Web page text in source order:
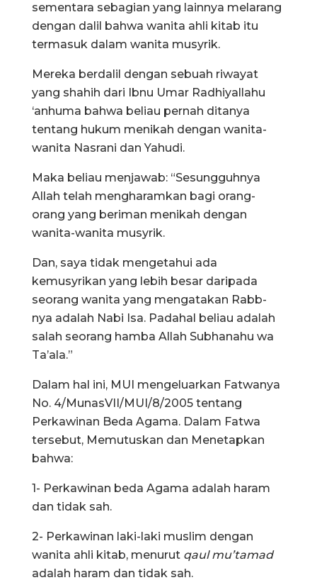
sementara sebagian yang lainnya melarang
dengan dalil bahwa wanita ahli kitab itu
termasuk dalam wanita musyrik.
Mereka berdalil dengan sebuah riwayat
yang shahih dari Ibnu Umar Radhiyallahu
‘anhuma bahwa beliau pernah ditanya
tentang hukum menikah dengan wanita-
wanita Nasrani dan Yahudi.
Maka beliau menjawab: “Sesungguhnya
Allah telah mengharamkan bagi orang-
orang yang beriman menikah dengan
wanita-wanita musyrik.
Dan, saya tidak mengetahui ada
kemusyrikan yang lebih besar daripada
seorang wanita yang mengatakan Rabb-
nya adalah Nabi Isa. Padahal beliau adalah
salah seorang hamba Allah Subhanahu wa
Ta’ala.”
Dalam hal ini, MUI mengeluarkan Fatwanya
No. 4/MunasVII/MUI/8/2005 tentang
Perkawinan Beda Agama. Dalam Fatwa
tersebut, Memutuskan dan Menetapkan
bahwa:
1- Perkawinan beda Agama adalah haram
dan tidak sah.
2- Perkawinan laki-laki muslim dengan
wanita ahli kitab, menurut qaul mu’tamad
adalah haram dan tidak sah.